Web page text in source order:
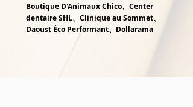
Boutique D'Animaux Chico、Center
dentaire SHL、Clinique au Sommet、
Daoust Éco Performant、Dollarama